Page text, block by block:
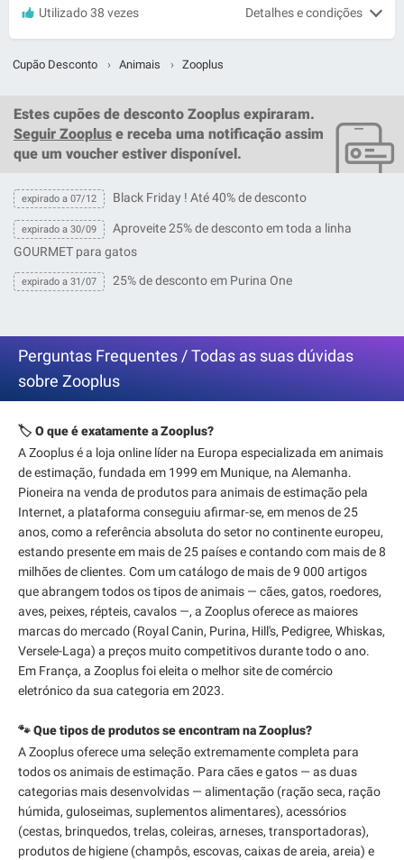
Utilizado 38 vezes Detalhes e condições
Cupão Desconto › Animais › Zooplus
Estes cupões de desconto Zooplus expiraram.
Seguir Zooplus e receba uma notificação assim
que um voucher estiver disponível.
expirado a 07/12 Black Friday ! Até 40% de desconto
expirado a 30/09
Aproveite 25% de desconto em toda a linha
GOURMET para gatos
expirado a 31/07 25% de desconto em Purina One
Perguntas Frequentes / Todas as suas dúvidas
sobre Zooplus
🏷️ O que é exatamente a Zooplus?
A Zooplus é a loja online líder na Europa especializada em animais
de estimação, fundada em 1999 em Munique, na Alemanha.
Pioneira na venda de produtos para animais de estimação pela
Internet, a plataforma conseguiu afirmar-se, em menos de 25
anos, como a referência absoluta do setor no continente europeu,
estando presente em mais de 25 países e contando com mais de 8
milhões de clientes. Com um catálogo de mais de 9 000 artigos
que abrangem todos os tipos de animais — cães, gatos, roedores,
aves, peixes, répteis, cavalos —, a Zooplus oferece as maiores
marcas do mercado (Royal Canin, Purina, Hill's, Pedigree, Whiskas,
Versele-Laga) a preços muito competitivos durante todo o ano.
Em França, a Zooplus foi eleita o melhor site de comércio
eletrónico da sua categoria em 2023.
🐾 Que tipos de produtos se encontram na Zooplus?
A Zooplus oferece uma seleção extremamente completa para
todos os animais de estimação. Para cães e gatos — as duas
categorias mais desenvolvidas — alimentação (ração seca, ração
húmida, guloseimas, suplementos alimentares), acessórios
(cestas, brinquedos, trelas, coleiras, arneses, transportadoras),
produtos de higiene (champôs, escovas, caixas de areia, areia) e